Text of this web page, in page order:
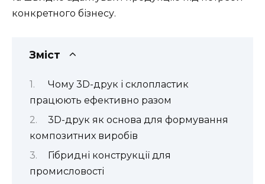
конкретного бізнесу.
Зміст
Чому 3D-друк і склопластик
працюють ефективно разом
3D-друк як основа для формування
композитних виробів
Гібридні конструкції для
промисловості